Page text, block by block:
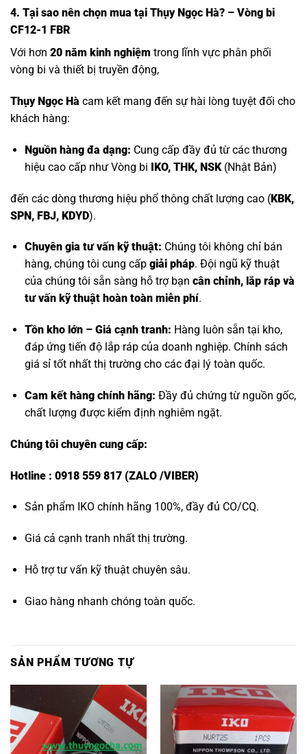
4. Tại sao nên chọn mua tại Thụy Ngọc Hà? – Vòng bi
CF12-1 FBR
Với hơn 20 năm kinh nghiệm trong lĩnh vực phân phối
vòng bi và thiết bị truyền động,
Thụy Ngọc Hà cam kết mang đến sự hài lòng tuyệt đối cho
khách hàng:
Nguồn hàng đa dạng: Cung cấp đầy đủ từ các thương
hiệu cao cấp nhưVòng bi IKO, THK, NSK(Nhật Bản)
đến các dòng thương hiệu phổ thông chất lượng cao (KBK,
SPN, FBJ, KDYD).
Chuyên gia tư vấn kỹ thuật: Chúng tôi không chỉ bán
hàng, chúng tôi cung cấp giải pháp. Đội ngũ kỹ thuật
của chúng tôi sẵn sàng hỗ trợ bạn cân chỉnh, lắp ráp và
tư vấn kỹ thuật hoàn toàn miễn phí.
Tồn kho lớn – Giá cạnh tranh: Hàng luôn sẵn tại kho,
đáp ứng tiến độ lắp ráp của doanh nghiệp. Chính sách
giá sỉ tốt nhất thị trường cho các đại lý toàn quốc.
Cam kết hàng chính hãng: Đầy đủ chứng từ nguồn gốc,
chất lượng được kiểm định nghiêm ngặt.
Chúng tôi chuyên cung cấp:
Hotline : 0918 559 817 (ZALO /VIBER)
Sản phẩm IKO chính hãng 100%, đầy đủ CO/CQ.
Giá cả cạnh tranh nhất thị trường.
Hỗ trợ tư vấn kỹ thuật chuyên sâu.
Giao hàng nhanh chóng toàn quốc.
SẢN PHẨM TƯƠNG TỰ